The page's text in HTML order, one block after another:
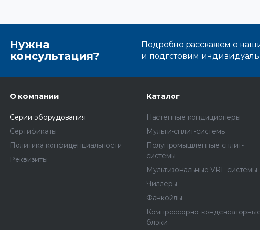
Нужна
консультация?
Подробно расскажем о
и подготовим
О компании
Серии оборудования
Сертификаты
Политика конфиденциальности
Реквизиты
Каталог
Настенные кондиционеры
Мульти-сплит-системы
Полупромышленные сплит-
системы
Мультизональные VRF-системы
Чиллеры
Фанкойлы
Компрессорно-конденсаторные
блоки